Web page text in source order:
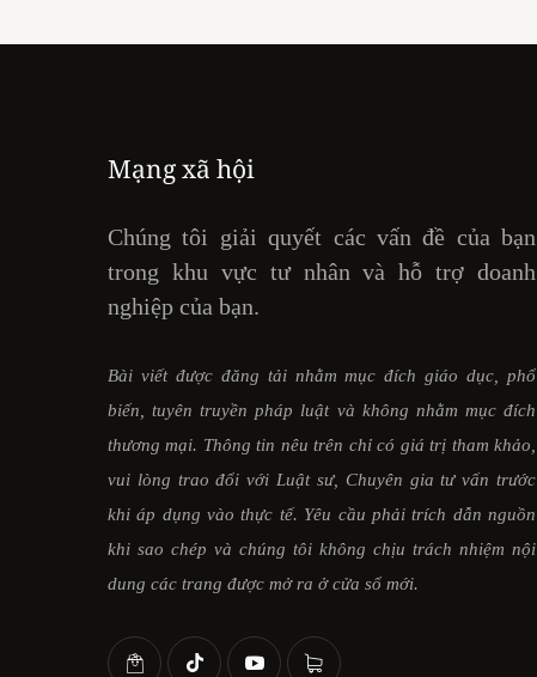
Mạng xã hội
Chúng tôi giải quyết các vấn đề của bạn
trong khu vực tư nhân và hỗ trợ doanh
nghiệp của bạn.
Bài viết được đăng tải nhằm mục đích giáo dục, phổ
biến, tuyên truyền pháp luật và không nhằm mục đích
thương mại. Thông tin nêu trên chỉ có giá trị tham khảo,
vui lòng trao đổi với Luật sư, Chuyên gia tư vấn trước
khi áp dụng vào thực tế. Yêu cầu phải trích dẫn nguồn
khi sao chép và chúng tôi không chịu trách nhiệm nội
dung các trang được mở ra ở cửa sổ mới.